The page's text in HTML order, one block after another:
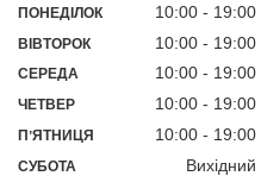
ПОНЕДІЛОК 10:00 19:00
ВІВТОРОК 10:00 19:00
СЕРЕДА 10:00 19:00
ЧЕТВЕР 10:00 19:00
ПʼЯТНИЦЯ 10:00 19:00
СУБОТА Вихідний